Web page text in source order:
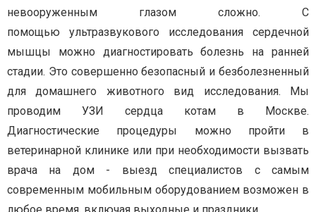
невооруженным глазом сложно. С
помощью ультразвукового исследования сердечной
мышцы можно диагностировать болезнь на ранней
стадии. Это совершенно безопасный и безболезненный
для домашнего животного вид исследования. Мы
проводим УЗИ сердца котам в Москве.
Диагностические процедуры можно пройти в
ветеринарной клинике или при необходимости вызвать
врача на дом - выезд специалистов с самым
современным мобильным оборудованием возможен в